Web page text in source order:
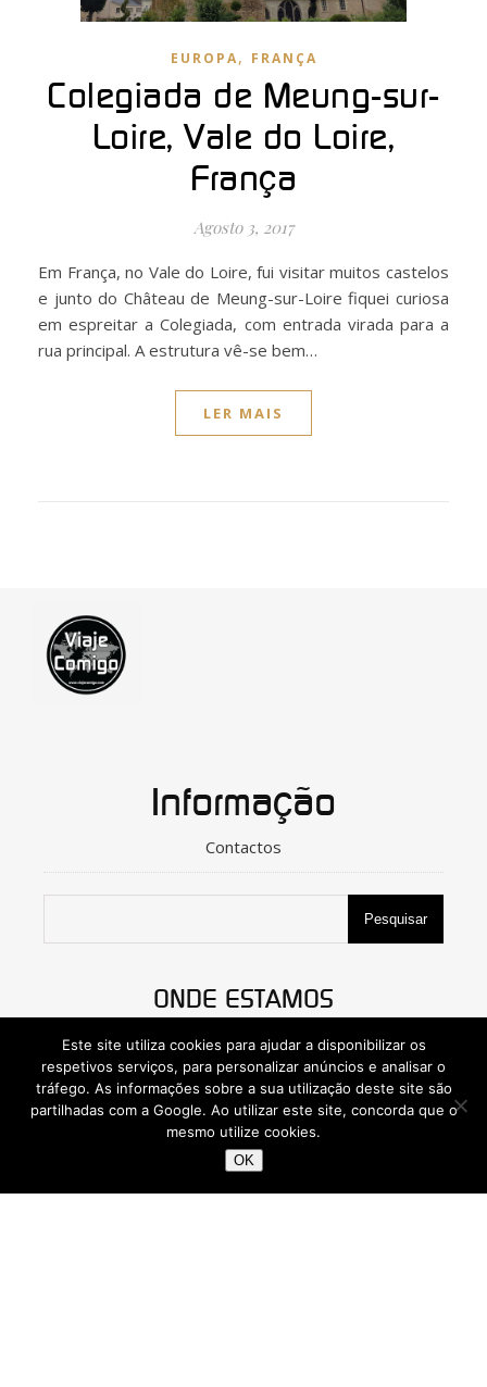
EUROPA, FRANÇA
Colegiada de Meung-sur-
Loire, Vale do Loire,
França
Agosto 3, 2017
Em França, no Vale do Loire, fui visitar muitos castelos
e junto do Château de Meung-sur-Loire fiquei curiosa
em espreitar a Colegiada, com entrada virada para a
rua principal. A estrutura vê-se bem…
LER MAIS
Informação
Contactos
Pesquisar
ONDE ESTAMOS
Este site utiliza cookies para ajudar a disponibilizar os
respetivos serviços, para personalizar anúncios e analisar o
tráfego. As informações sobre a sua utilização deste site são
partilhadas com a Google. Ao utilizar este site, concorda que o
mesmo utilize cookies.
OK